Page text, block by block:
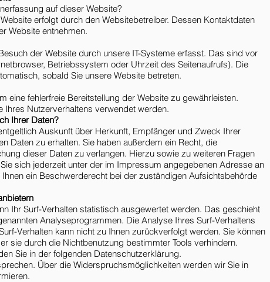
auf dieser Website?
erfolgt durch den Websitebetreiber. Dessen Kontaktdaten
Website entnehmen.
der Website durch unsere IT-Systeme erfasst. Das sind vor
Betriebssystem oder Uhrzeit des Seitenaufrufs). Die
sobald Sie unsere Website betreten.
eine fehlerfreie Bereitstellung der Website zu gewährleisten.
Ihres Nutzerverhaltens verwendet werden.
Ihrer Daten?
Auskunft über Herkunft, Empfänger und Zweck Ihrer
Daten zu erhalten. Sie haben außerdem ein Recht, die
dieser Daten zu verlangen. Hierzu sowie zu weiteren Fragen
sich jederzeit unter der im Impressum angegebenen Adresse an
ein Beschwerderecht bei der zuständigen Aufsichtsbehörde
Ihr Surf-Verhalten statistisch ausgewertet werden. Das geschieht
Analyseprogrammen. Die Analyse Ihres Surf-Verhaltens
Verhalten kann nicht zu Ihnen zurückverfolgt werden. Sie können
sie durch die Nichtbenutzung bestimmter Tools verhindern.
Sie in der folgenden Datenschutzerklärung.
Über die Widerspruchsmöglichkeiten werden wir Sie in